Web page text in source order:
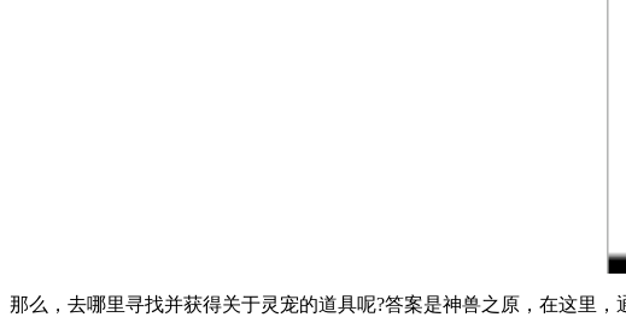
那么，去哪里寻找并获得关于灵宠的道具呢?答案是神兽之原，在这里